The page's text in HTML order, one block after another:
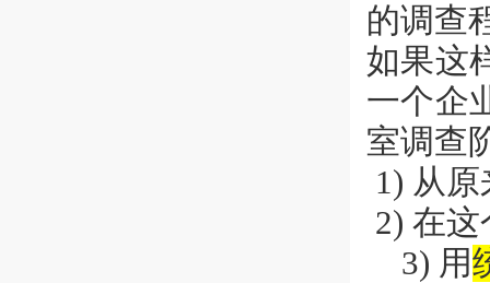
的调查
如果这
一个企
室调查
1) 从
2) 在
3) 用